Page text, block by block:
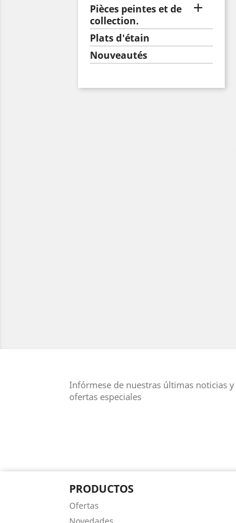
Pièces peintes et de
collection.

Plats d'étain
Nouveautés
Infórmese de nuestras últimas noticias y
ofertas especiales
PRODUCTOS
Ofertas